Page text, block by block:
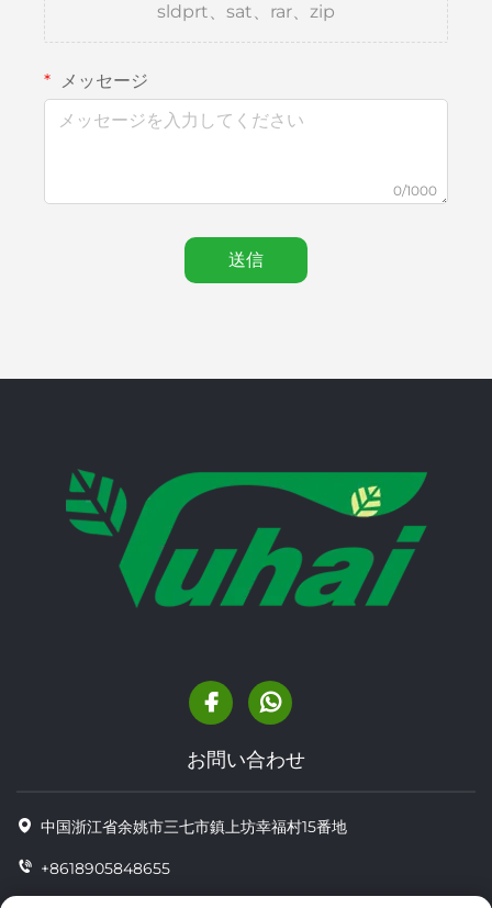
sldprt、sat、rar、zip
メッセージ
0/1000
送信
お問い合わせ
中国浙江省余姚市三七市鎮上坊幸福村15番地
+8618905848655